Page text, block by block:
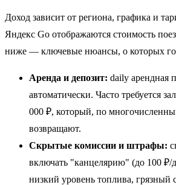
Доход зависит от региона, графика и
Яндекс Go отображаются стоимость
ниже — ключевые нюансы, о которых
Аренда и депозит: daily арендная
автоматически. Часто требуется
000 ₽, который, по
возвращают.
Скрытые комиссии и штрафы:
включать "канцелярию" (до 100 ₽/
низкий уровень топлива, грязный